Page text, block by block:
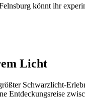
könnt ihr
Licht
Schwarzlicht-
Entdeckungsreise